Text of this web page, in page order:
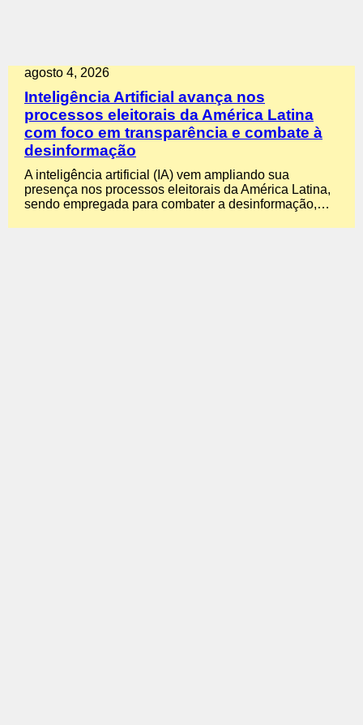
agosto 4, 2026
Inteligência Artificial avança nos
processos eleitorais da América Latina
com foco em transparência e combate à
desinformação
A inteligência artificial (IA) vem ampliando sua
presença nos processos eleitorais da América Latina,
sendo empregada para combater a desinformação,…